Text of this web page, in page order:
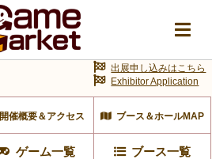
開催概要＆アクセス ブース＆ホールMAP
ゲーム一覧 ブース一覧
出展申し込みはこちら
Exhibitor Application